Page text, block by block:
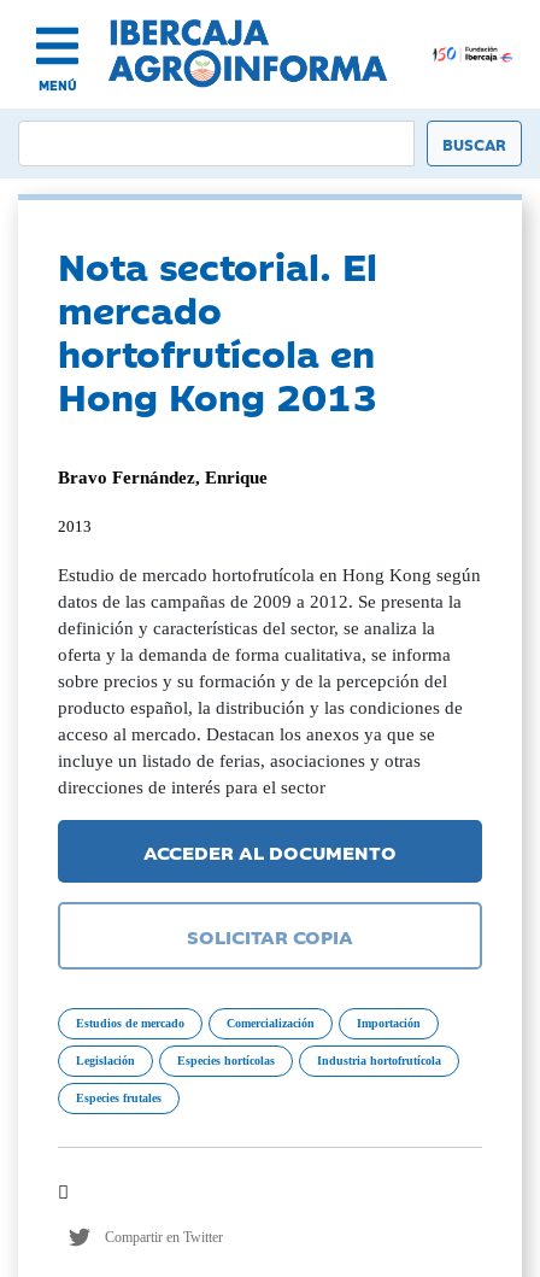
MENÚ
Nota sectorial. El
mercado
hortofrutícola en
Hong Kong 2013
Bravo Fernández, Enrique
2013
Estudio de mercado hortofrutícola en Hong Kong según
datos de las campañas de 2009 a 2012. Se presenta la
definición y características del sector, se analiza la
oferta y la demanda de forma cualitativa, se informa
sobre precios y su formación y de la percepción del
producto español, la distribución y las condiciones de
acceso al mercado. Destacan los anexos ya que se
incluye un listado de ferias, asociaciones y otras
direcciones de interés para el sector
ACCEDER AL DOCUMENTO
SOLICITAR COPIA
Estudios de mercado Comercialización Importación
Legislación Especies hortícolas Industria hortofrutícola
Especies frutales
Compartir en Twitter